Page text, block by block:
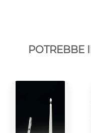
POTREBBE